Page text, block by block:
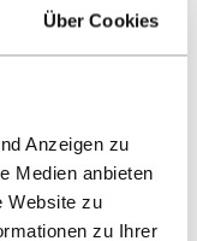
Über Cookies
Anzeigen zu
Medien anbieten
Website zu
zu Ihrer
Agentur für